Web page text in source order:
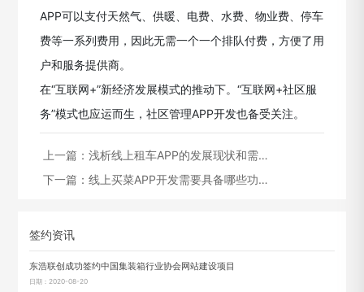
APP可以支付天然气、供暖、电费、水费、物业费、停车
费等一系列费用，因此无需一个一个排队付费，方便了用
户和服务提供商。
在“互联网+”新经济发展模式的推动下。“互联网+社区服
务”模式也应运而生，社区管理APP开发也备受关注。
上一篇： 浅析线上租车APP的发展现状和需…
下一篇： 线上买菜APP开发需要具备哪些功…
签约资讯
东浩联创成功签约中国集装箱行业协会网站建设项目
日期：2020-08-20